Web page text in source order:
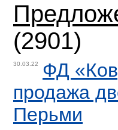
(2901)
30.03.22
ФД
продажа
Перьми